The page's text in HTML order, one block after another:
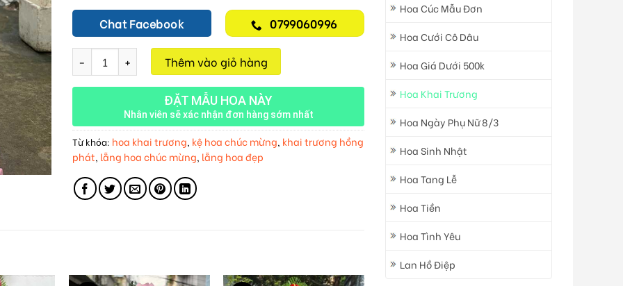
Hoa Cúc Mẫu Đơn
Hoa Cưới Cô Dâu
Hoa Giá Dưới 500k
Hoa Khai Trương
Hoa Ngày Phụ Nữ 8/3
Hoa Sinh Nhật
Hoa Tang Lễ
Hoa Tiền
Hoa Tình Yêu
Lan Hồ Điệp
Chat Facebook 0799060996
Chúc Mừng M776 số lượngThêm vào giỏ hàng
ĐẶT MẪU HOA NÀY
Nhân viên sẽ xác nhận đơn hàng sớm nhất
Từ khóa: hoa khai trương, kệ hoa chúc mừng, khai trương hồng
phát, lẵng hoa chúc mừng, lẵng hoa đẹp